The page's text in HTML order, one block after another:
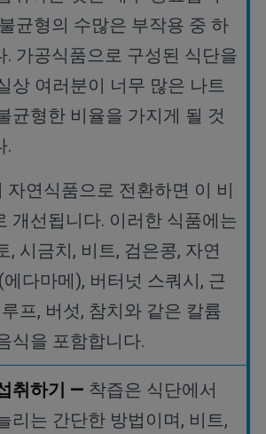
균형의 수많은 부작용 중 하
. 가공식품으로 구성된 식단을
상 여러분이 너무 많은 나트
균형한 비율을 가지게 될 것
.
자연식품으로 전환하면 이 비
개선됩니다. 이러한 식품에는
, 시금치, 비트, 검은콩, 자연
(에다마메), 버터넛 스쿼시, 근
프, 버섯, 참치와 같은 칼륨
식을 포함합니다.
취하기 — 착즙은 식단에서
리는 간단한 방법이며, 비트,